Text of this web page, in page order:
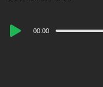
Audio
00:00